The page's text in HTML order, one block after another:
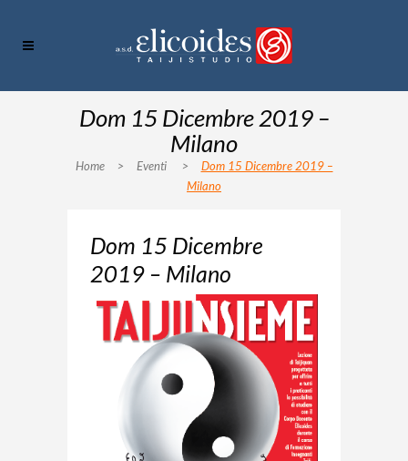
Dom 15 Dicembre 2019 –
Milano
Home > Eventi >
Dom 15 Dicembre 2019 –
Milano
Dom 15 Dicembre
2019 – Milano